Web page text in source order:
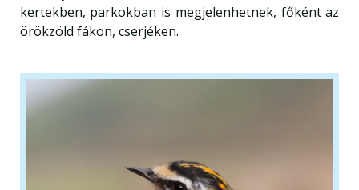
kertekben, parkokban is megjelenhetnek, főként az
örökzöld fákon, cserjéken.